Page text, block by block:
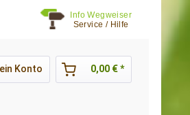
Info Wegweiser
Service / Hilfe
Konto 0,00 € *